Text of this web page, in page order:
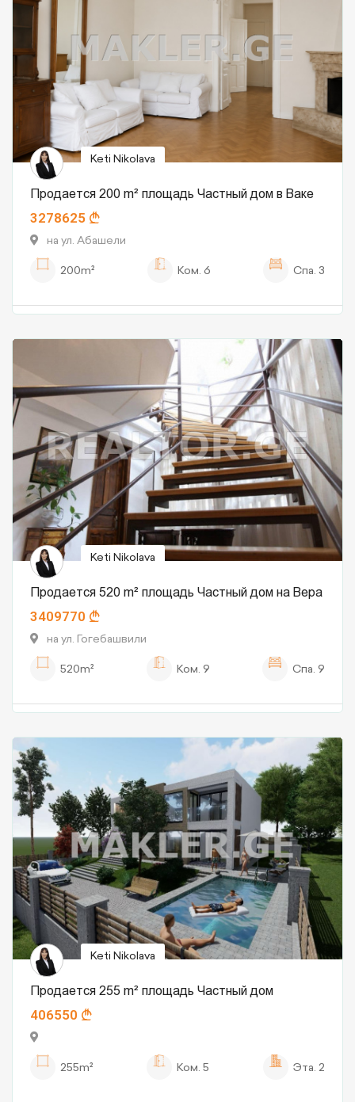
Keti Nikolava
Продается 200 m² площадь Частный дом в Ваке
3278625
на ул. Абашели
200m²
Ком. 6 Спа. 3
Keti Nikolava
Продается 520 m² площадь Частный дом на Вера
3409770
на ул. Гогебашвили
520m²
Ком. 9 Спа. 9
Keti Nikolava
Продается 255 m² площадь Частный дом
406550
255m² Ком. 5 Эта. 2